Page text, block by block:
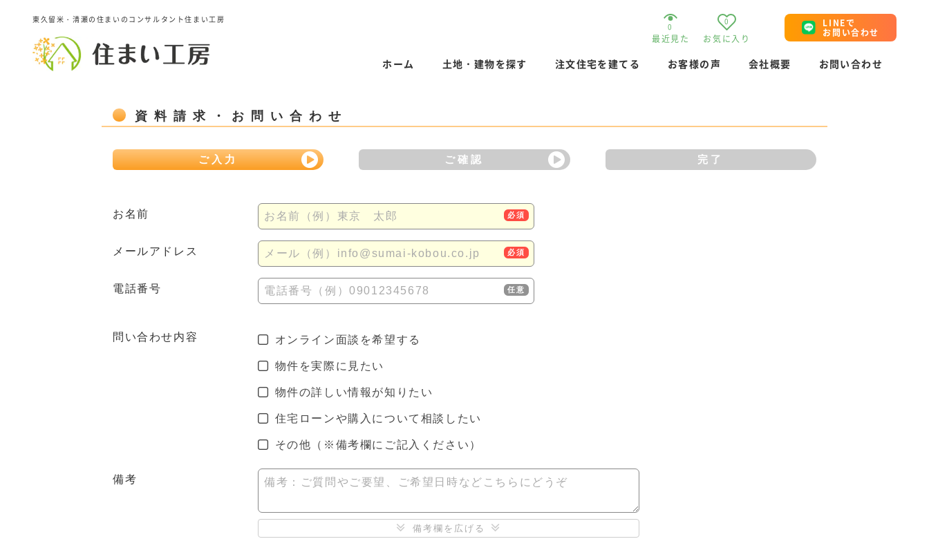
東久留米・清瀬の住まいのコンサルタント住まい工房
0
最近見た
0
お気に入り
LINEで
お問い合わせ
ホーム 土地・建物を探す 注文住宅を建てる お客様の声 会社概要 お問い合わせ
資料請求・お問い合わせ
ご入力 ご確認 完了
お名前 お名前（例）東京 太郎 必須
メールアドレス メール（例）info@sumai-kobou.co.jp 必須
電話番号 電話番号（例）09012345678 任意
問い合わせ内容 オンライン面談を希望する
物件を実際に見たい
物件の詳しい情報が知りたい
住宅ローンや購入について相談したい
その他 （※備考欄にご記入ください）
備考 備考：ご質問やご要望、ご希望日時などこちらにどうぞ
備考欄を広げる